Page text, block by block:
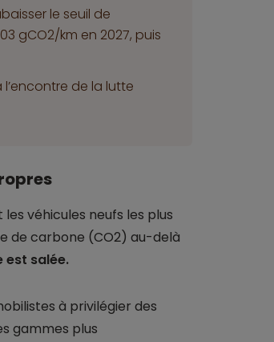
le seuil de
gCO2/km en 2027, puis
de la lutte
véhicules neufs les plus
de carbone (CO2) au-delà
est salée.
à privilégier des
gammes plus